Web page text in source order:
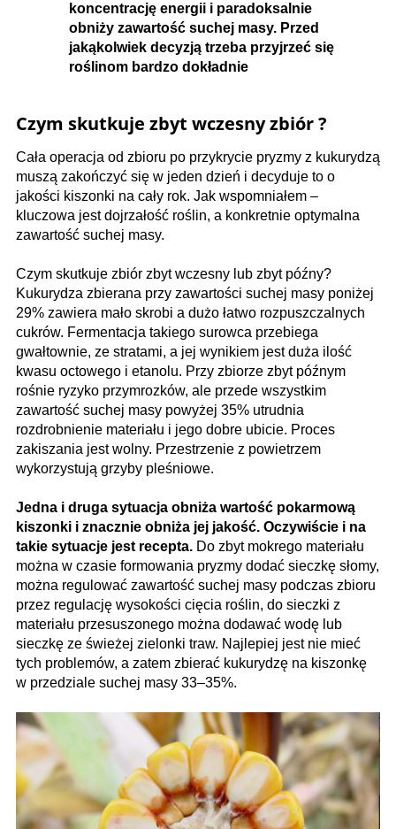
koncentrację energii i paradoksalnie
obniży zawartość suchej masy. Przed
jakąkolwiek decyzją trzeba przyjrzeć się
roślinom bardzo dokładnie
Czym skutkuje zbyt wczesny zbiór ?
Cała operacja od zbioru po przykrycie pryzmy z kukurydzą
muszą zakończyć się w jeden dzień i decyduje to o
jakości kiszonki na cały rok. Jak wspomniałem –
kluczowa jest dojrzałość roślin, a konkretnie optymalna
zawartość suchej masy.
Czym skutkuje zbiór zbyt wczesny lub zbyt późny?
Kukurydza zbierana przy zawartości suchej masy poniżej
29% zawiera mało skrobi a dużo łatwo rozpuszczalnych
cukrów. Fermentacja takiego surowca przebiega
gwałtownie, ze stratami, a jej wynikiem jest duża ilość
kwasu octowego i etanolu. Przy zbiorze zbyt późnym
rośnie ryzyko przymrozków, ale przede wszystkim
zawartość suchej masy powyżej 35% utrudnia
rozdrobnienie materiału i jego dobre ubicie. Proces
zakiszania jest wolny. Przestrzenie z powietrzem
wykorzystują grzyby pleśniowe.
Jedna i druga sytuacja obniża wartość pokarmową
kiszonki i znacznie obniża jej jakość. Oczywiście i na
takie sytuacje jest recepta. Do zbyt mokrego materiału
można w czasie formowania pryzmy dodać sieczkę słomy,
można regulować zawartość suchej masy podczas zbioru
przez regulację wysokości cięcia roślin, do sieczki z
materiału przesuszonego można dodawać wodę lub
sieczkę ze świeżej zielonki traw. Najlepiej jest nie mieć
tych problemów, a zatem zbierać kukurydzę na kiszonkę
w przedziale suchej masy 33–35%.